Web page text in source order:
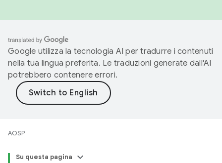
Google utilizza la tecnologia AI per tradurre i contenuti
nella tua lingua preferita. Le traduzioni generate dall'AI
potrebbero contenere errori.
AOSP
Su questa pagina